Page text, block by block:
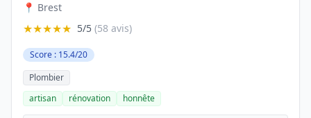
📍 Brest
★★★★★ 5/5 (58 avis)
Score : 15.4/20
Plombier
artisan
rénovation honnête